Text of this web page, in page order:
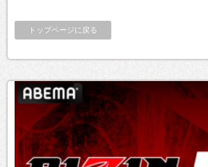
トップページに戻る